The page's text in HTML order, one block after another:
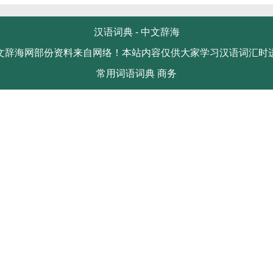
汉语词典 - 中文辞海
辞海网部份资料来自网络！本站内容仅供大家学习汉语词汇时
常用词语词典 商务